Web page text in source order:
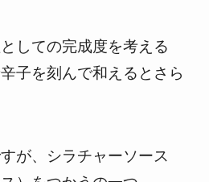
しての完成度を考える
子を刻んで和えるとさら
が、シラチャーソース